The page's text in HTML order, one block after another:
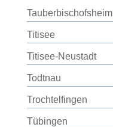
Tauberbischofsheim
Titisee
Titisee-Neustadt
Todtnau
Trochtelfingen
Tübingen